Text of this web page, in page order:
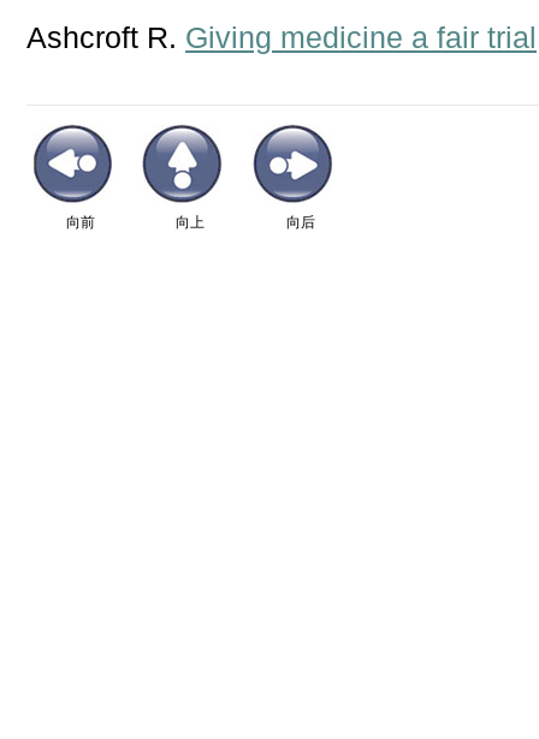
Ashcroft R. Giving medicine a fair trial
向上
向前 向后